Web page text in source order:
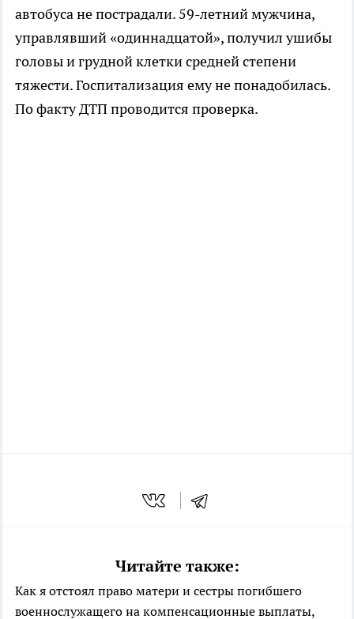
автобуса не пострадали. 59-летний мужчина,
управлявший «одиннадцатой», получил ушибы
головы и грудной клетки средней степени
тяжести. Госпитализация ему не понадобилась.
По факту ДТП проводится проверка.
Читайте также:
Как я отстоял право матери и сестры погибшего
военнослужащего на компенсационные выплаты,